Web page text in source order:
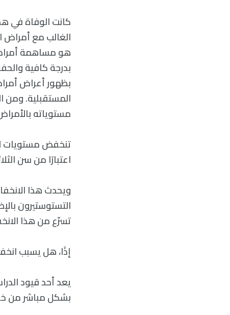
كانت الوفاة في
الغالب مع أمراض
هو مساهمة
بدرجة كافية
بظهور أعراض
المستقبلية. ومن
مستوياته
اعتبارًا من سن
ويحدث هذا
التستوستيرون
تسرّع من هذا
إذًا، هل يسبب
يعد أحد قيود
بشكل مباشر من